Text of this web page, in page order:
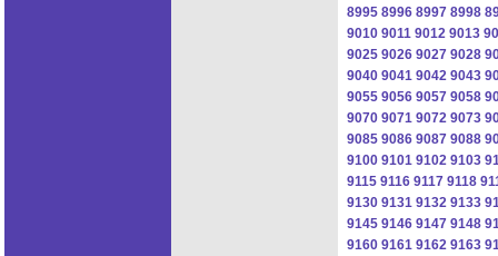
8995 8996 8997 8998
9010 9011 9012 9013
9025 9026 9027 9028
9040 9041 9042 9043
9055 9056 9057 9058
9070 9071 9072 9073
9085 9086 9087 9088
9100 9101 9102 9103
9115 9116 9117 9118
9130 9131 9132 9133
9145 9146 9147 9148
9160 9161 9162 9163